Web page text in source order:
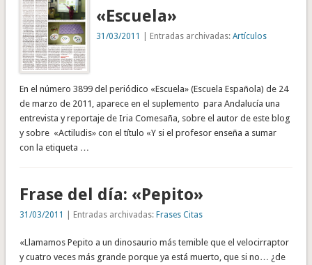
«Escuela»
31/03/2011 | Entradas archivadas:Artículos
En el número 3899 del periódico «Escuela» (Escuela Española) de 24
de marzo de 2011, aparece en el suplemento para Andalucía una
entrevista y reportaje de Iria Comesaña, sobre el autor de este blog
y sobre «Actiludis» con el título «Y si el profesor enseña a sumar
con la etiqueta …
Frase del día: «Pepito»
31/03/2011 | Entradas archivadas: Frases Citas
«Llamamos Pepito a un dinosaurio más temible que el velocirraptor
y cuatro veces más grande porque ya está muerto, que si no… ¿de